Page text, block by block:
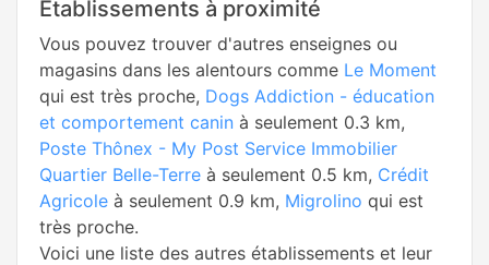
Établissements à proximité
Vous pouvez trouver d'autres enseignes ou
magasins dans les alentours comme Le Moment
qui est très proche, Dogs Addiction - éducation
et comportement canin à seulement 0.3 km,
Poste Thônex - My Post Service Immobilier
Quartier Belle-Terre à seulement 0.5 km, Crédit
Agricole à seulement 0.9 km, Migrolino qui est
très proche.
Voici une liste des autres établissements et leur